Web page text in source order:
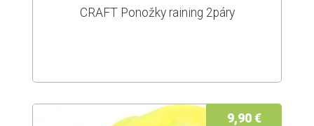
CRAFT Ponožky raining 2páry
9,90 €